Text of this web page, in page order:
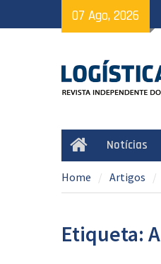
to
07 Ago, 2026
HomeNotícias
Home Artigos
Etiqueta: